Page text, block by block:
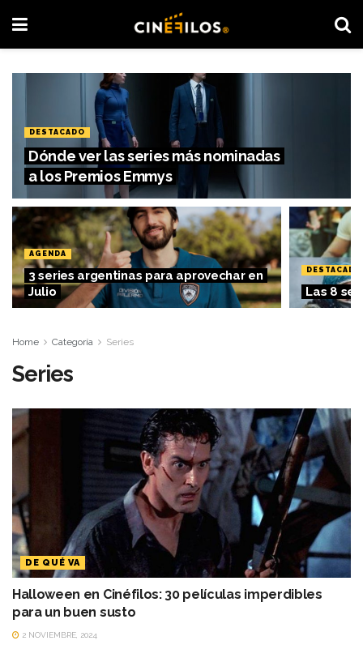
DESTACADO
Dónde ver las series más nominadas
a los Premios Emmys
AGENDA
3 series argentinas para aprovechar en
Julio
DESTACADO
Las 8
Home Categoría Series
Series
DE QUÉ VA
Halloween en Cinéfilos: 30 películas imperdibles
para un buen susto
2 NOVIEMBRE, 2024